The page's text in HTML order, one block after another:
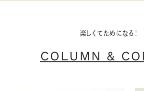
楽しくてためになる！
COLUMN &